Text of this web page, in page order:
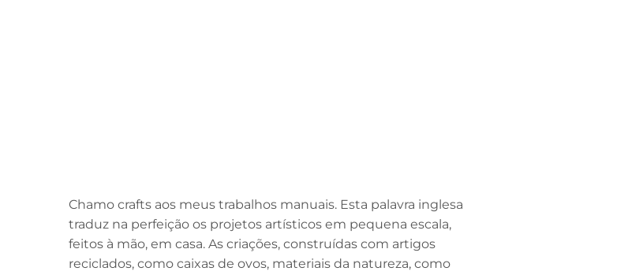
Chamo crafts aos meus trabalhos manuais. Esta palavra inglesa
traduz na perfeição os projetos artísticos em pequena escala,
feitos à mão, em casa. As criações, construídas com artigos
reciclados, como caixas de ovos, materiais da natureza, como